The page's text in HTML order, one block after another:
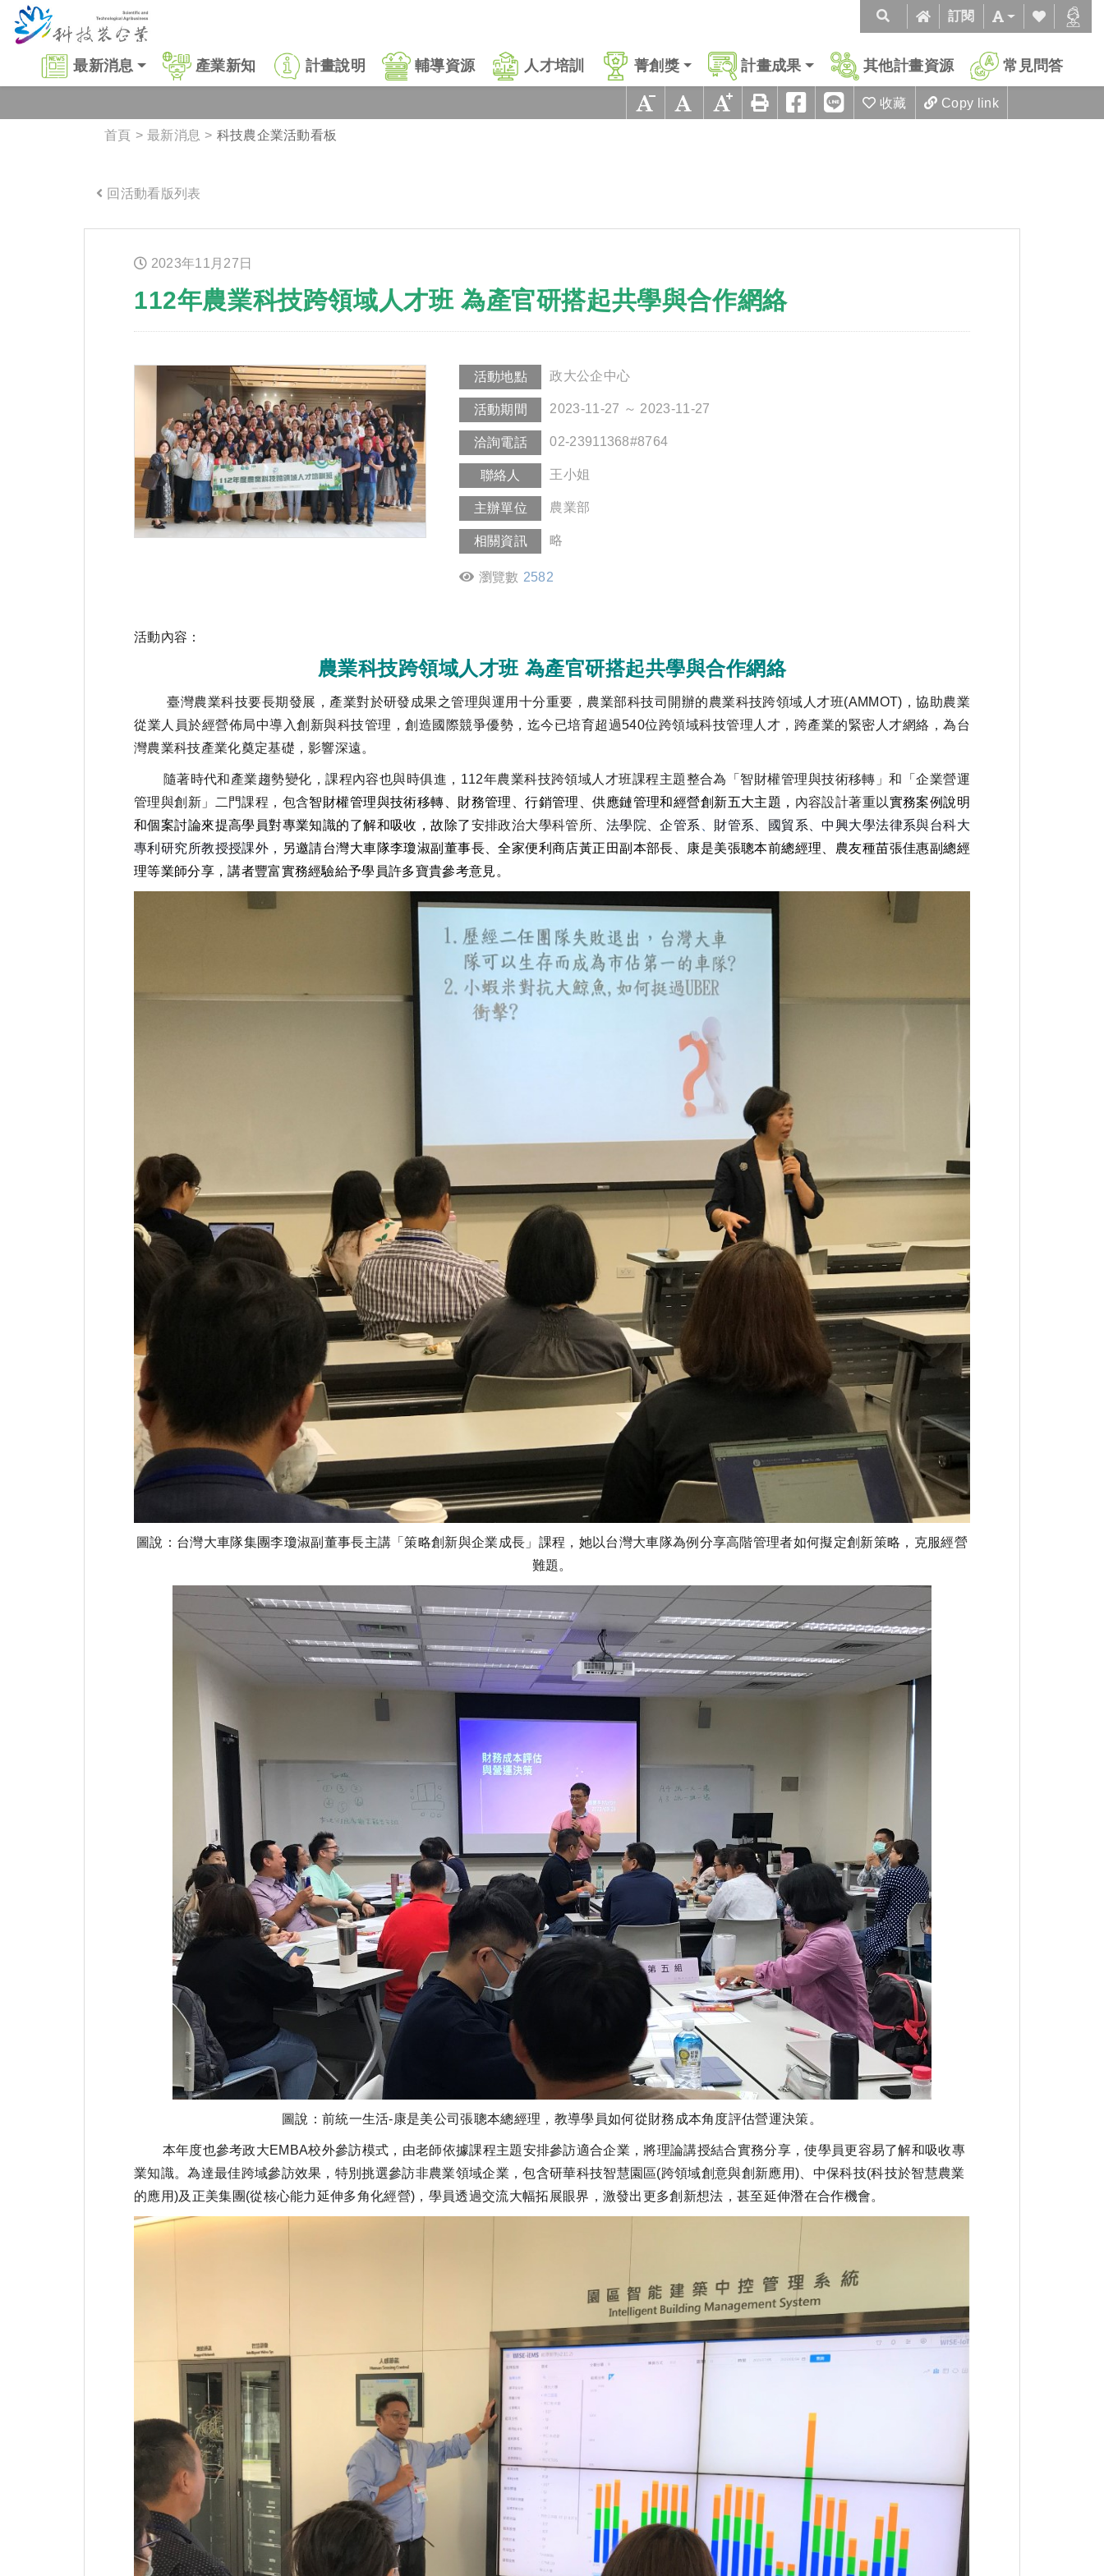
跳到主要內容區塊
訂閱
最新消息 產業新知 計畫說明 輔導資源 人才培訓 菁創獎 計畫成果 其他計畫資源 常見問答
收藏 Copy link
首頁 最新消息 科技農企業活動看板
回活動看版列表
2023年11 月 27 日
112年農業科技跨領域人才班 為產官研搭起共學與合作網絡
活動地點 政大公企中心
活動期間 2023-11-27 ～ 2023-11-27
洽詢電話 02-23911368#8764
聯絡人 王小姐
主辦單位 農業部
相關資訊 略
瀏覽數 2582
活動內容：
農業科技跨領域人才班 為產官研搭起共學與合作網絡
臺灣農業科技要長期發展，產業對於研發成果之管理與運用十分重要，農業部科技司開辦的農業科技跨領域人才班(AMMOT)，協助農業
從業人員於經營佈局中導入創新與科技管理，創造國際競爭優勢，迄今已培育超過540位跨領域科技管理人才，跨產業的緊密人才網絡，為台
灣農業科技產業化奠定基礎，影響深遠。
隨著時代和產業趨勢變化，課程內容也與時俱進，112年農業科技跨領域人才班課程主題整合為「智財權管理與技術移轉」和「企業營運
管理與創新」二門課程，包含智財權管理與技術移轉、財務管理、行銷管理、供應鏈管理和經營創新五大主題， 內容設計著重以實務案例說明
和個案討論來提高學員對專業知識的了解和吸收，故除了安排政治大學科管所 、法學院、企管系
財管系、國貿系、中興大學法律系與台科大
專利研究所教授授課外， 另邀請台灣大車隊李瓊淑副董事長、全家便利商店黃正田副本部長、康是美張聰本前總經理、農友種苗張佳惠副總經
理等業師分享，講者豐富實務經驗給予學員許多寶貴參考意見。
圖說：台灣大車隊集團李瓊淑副董事長主講「策略創新與企業成長」課程，她以台灣大車隊為例分享高階管理者如何擬定創新策略，克服經營
難題。
圖說：前統一生活-康是美公司張聰本總經理，教導學員如何從財務成本角度評估營運決策。
本年度也參考政大EMBA校外參訪模式，由老師依據課程主題安排參訪適合企業，將理論講授結合實務分享，使學員更容易了解和吸收專
業知識。為達最佳跨域參訪效果，特別挑選參訪非農業領域企業，包含研華科技智慧園區(跨領域創意與創新應用)、中保科技(科技於智慧農業
的應用)及正美集團(從核心能力延伸多角化經營)，學員透過交流大幅拓展眼界，激發出更多創新想法，甚至延伸潛在合作機會。